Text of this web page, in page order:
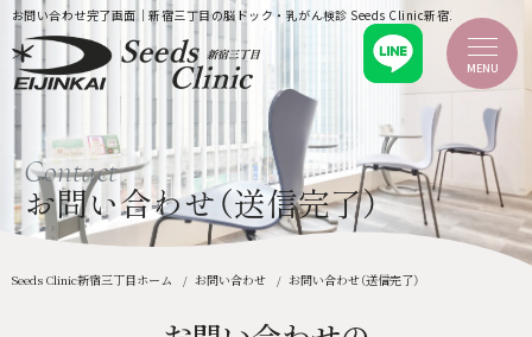
お問い合わせ完了画面｜新宿三丁目の脳ドック・乳がん検診 Seeds Clinic新宿三丁目
MENU
Contact
お問い合わせ（送信完了）
Seeds Clinic新宿三丁目ホーム お問い合わせ お問い合わせ（送信完了）
ホーム
新着情報
当クリニックのご案内
当クリニックについて
ごあいさつ
企業健診
ふるさと納税